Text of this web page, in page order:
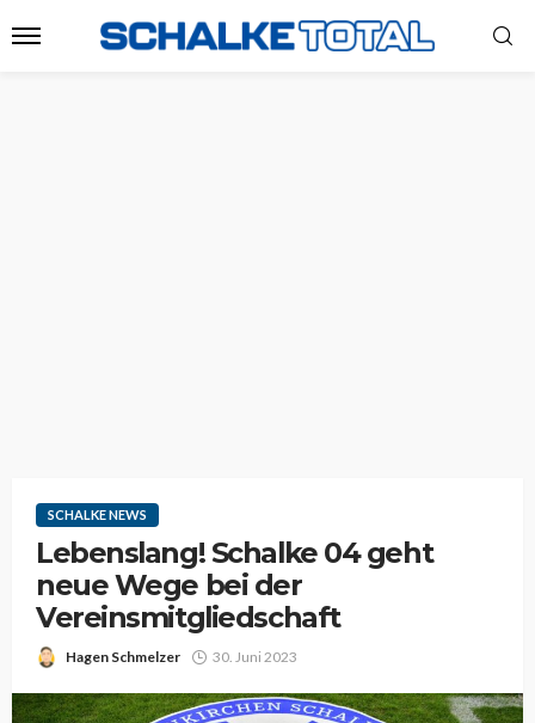
SCHALKE NEWS
Lebenslang! Schalke 04 geht
neue Wege bei der
Vereinsmitgliedschaft
Hagen Schmelzer 30. Juni 2023